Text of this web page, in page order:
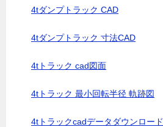
4tダンプトラック CAD
4tダンプトラック 寸法CAD
4tトラック cad図面
4tトラック 最小回転半径 軌跡図
4tトラックcadデータダウンロード